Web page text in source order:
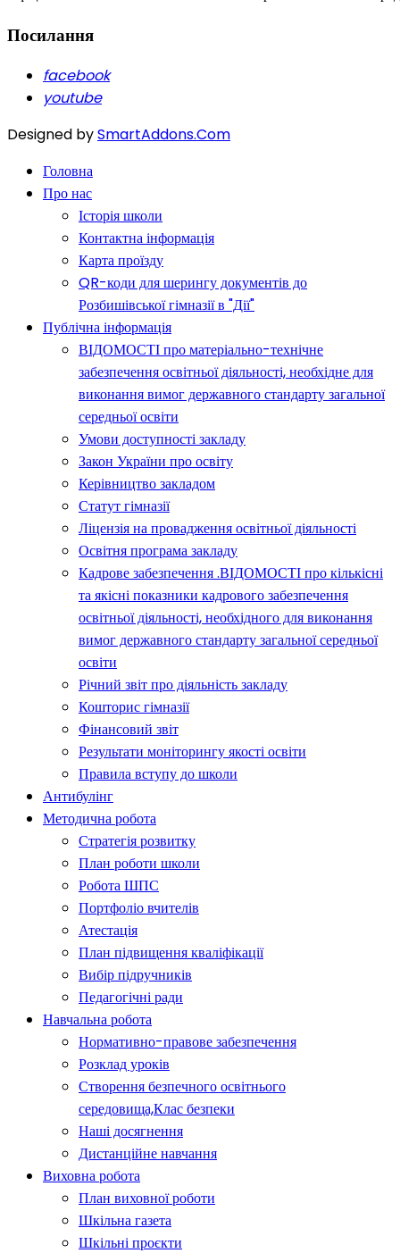
Посилання
facebook
youtube
Designed bySmartAddons.Com
Головна
Про нас
Історія школи
Контактна інформація
Карта проїзду
QR-коди для шерингу документів до
Розбишівської гімназії в "Дії"
Публічна інформація
ВІДОМОСТІ про матеріально-технічне
забезпечення освітньої діяльності, необхідне для
виконання вимог державного стандарту загальної
середньої освіти
Умови доступності закладу
Закон України про освіту
Керівництво закладом
Статут гімназії
Ліцензія на провадження освітньої діяльності
Освітня програма закладу
Кадрове забезпечення .ВІДОМОСТІ про кількісні
та якісні показники кадрового забезпечення
освітньої діяльності, необхідного для виконання
вимог державного стандарту загальної середньої
освіти
Річний звіт про діяльність закладу
Кошторис гімназії
Фінансовий звіт
Результати моніторингу якості освіти
Правила вступу до школи
Антибулінг
Методична робота
Стратегія розвитку
План роботи школи
Робота ШПС
Портфоліо вчителів
Атестація
План підвищення кваліфікації
Вибір підручників
Педагогічні ради
Навчальна робота
Нормативно-правове забезпечення
Розклад уроків
Створення безпечного освітнього
середовища,Клас безпеки
Наші досягнення
Дистанційне навчання
Виховна робота
План виховної роботи
Шкільна газета
Шкільні проєкти